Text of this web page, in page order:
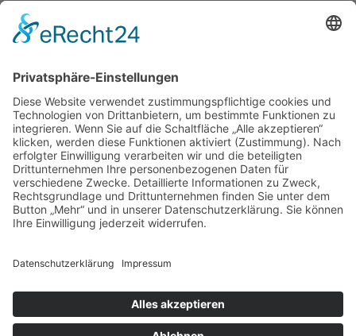
Senden
Betriebsurlaub
Süße Sommerpause – wir machen Betriebsurlaub
bis 29.08.2025
Zeit zum Durchatmen, Kraft tanken und neue Ideen backen.
Wichtig:In dieser Zeit könnenkeine Bestellungen bearbeitet
Bestellungen sind weiter möglich – der Versand erfolgt wieder
Ab Montag, 01. September 2025starten wir wieder mit frischer
Energie und kümmern uns um Ihre Aufträge.